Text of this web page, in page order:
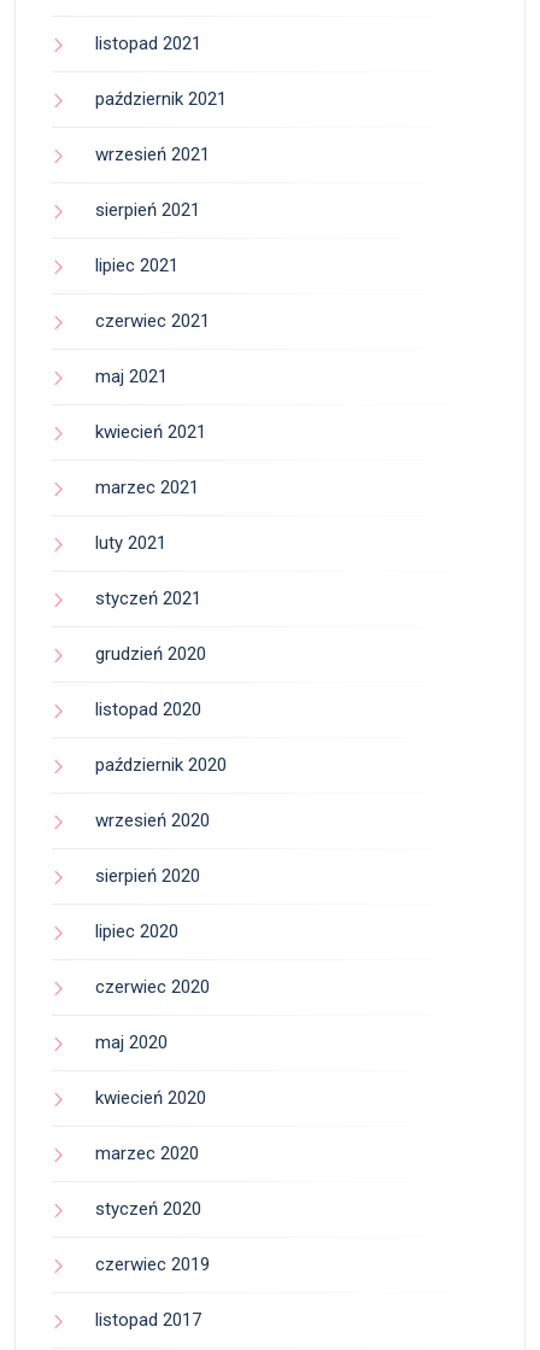
listopad 2021
październik 2021
wrzesień 2021
sierpień 2021
lipiec 2021
czerwiec 2021
maj 2021
kwiecień 2021
marzec 2021
luty 2021
styczeń 2021
grudzień 2020
listopad 2020
październik 2020
wrzesień 2020
sierpień 2020
lipiec 2020
czerwiec 2020
maj 2020
kwiecień 2020
marzec 2020
styczeń 2020
czerwiec 2019
listopad 2017